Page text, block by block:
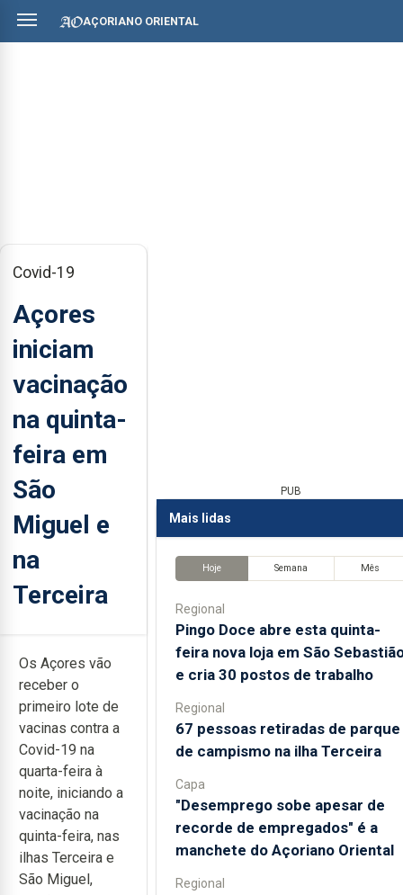
AÇORIANO ORIENTAL
Covid-19
Açores
iniciam
vacinação
na quinta-
feira em
São
Miguel e
na
Terceira
Os Açores vão
receber o
primeiro lote de
vacinas contra a
Covid-19 na
quarta-feira à
noite, iniciando a
vacinação na
quinta-feira, nas
ilhas Terceira e
São Miguel,
PUB
Mais lidas
Hoje Semana Mês
Regional
Pingo Doce abre esta quinta-
feira nova loja em São
e cria 30 postos de trabalho
Regional
67 pessoas retiradas de parque
de campismo na ilha Terceira
Capa
"Desemprego sobe apesar de
recorde de empregados" é a
manchete do Açoriano Oriental
Regional